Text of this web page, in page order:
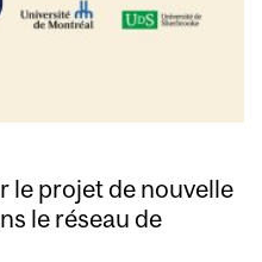
le projet de nouvelle
le réseau de